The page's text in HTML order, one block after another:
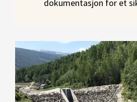
dokumentasjon for et